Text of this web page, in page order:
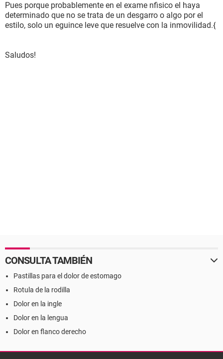
Pues porque probablemente en el exame nfisico el haya
determinado que no se trata de un desgarro o algo por el
estilo, solo un eguince leve que resuelve con la inmovilidad.{
Saludos!
CONSULTA TAMBIÉN
Pastillas para el dolor de estomago
Rotula de la rodilla
Dolor en la ingle
Dolor en la lengua
Dolor en flanco derecho